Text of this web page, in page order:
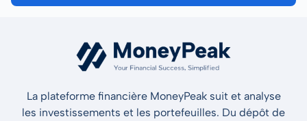
La plateforme financière MoneyPeak suit et analyse
les investissements et les portefeuilles. Du dépôt de